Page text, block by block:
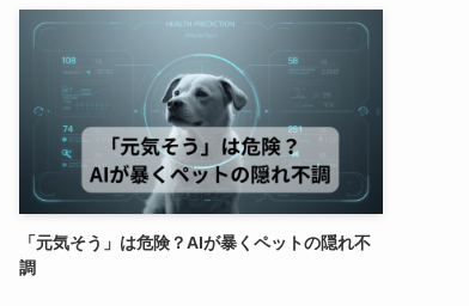
「元気そう」は危険？AIが暴くペットの隠れ不
調